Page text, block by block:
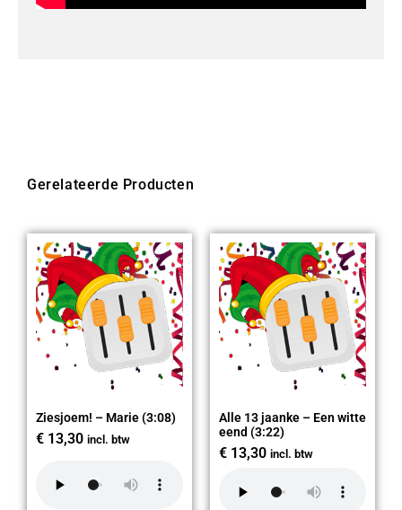
Gerelateerde Producten
Ziesjoem! – Marie (3:08)
€ 13,30 incl. btw
Alle 13 jaanke – Een witte
eend (3:22)
€ 13,30 incl. btw